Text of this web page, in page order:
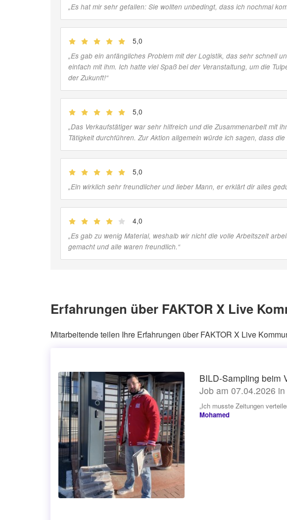
„Es hat mir sehr gefallen: Sie wollten unbedingt, dass ich nochmal
5,0
„Es gab ein anfängliches Problem mit der Logistik, das sehr schnell
einfach mit ihm. Ich hatte viel Spaß bei der Veranstaltung, um die
der Zukunft!“
5,0
„Das Verkaufstätiger war sehr hilfreich und die Zusammenarbeit mit
Tätigkeit durchführen. Zur Aktion allgemein würde ich sagen, dass
5,0
„Ein wirklich sehr freundlicher und lieber Mann, er erklärt dir alles
4,0
„Es gab zu wenig Material, weshalb wir nicht die volle Arbeitszeit
gemacht und alle waren freundlich.“
Erfahrungen über FAKTOR X Live
Mitarbeitende teilen Ihre Erfahrungen über FAKTOR X Live
BILD-Sampling beim
Job am 07.04.2026
„Ich musste Zeitungen
Mohamed